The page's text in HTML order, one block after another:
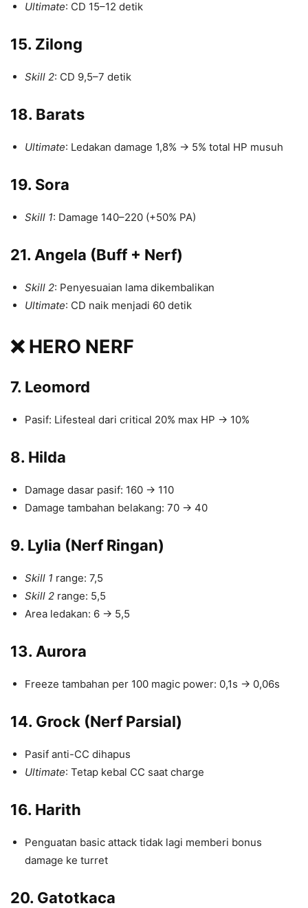
Ultimate: CD 15–12 detik
15. Zilong
Skill 2: CD 9,5–7 detik
18. Barats
Ultimate: Ledakan damage 1,8% → 5% total HP musuh
19. Sora
Skill 1: Damage 140–220 (+50% PA)
21. Angela (Buff + Nerf)
Skill 2: Penyesuaian lama dikembalikan
Ultimate: CD naik menjadi 60 detik
❌ HERO NERF
7. Leomord
Pasif: Lifesteal dari critical 20% max HP → 10%
8. Hilda
Damage dasar pasif: 160 → 110
Damage tambahan belakang: 70 → 40
9. Lylia (Nerf Ringan)
Skill 1 range: 7,5
Skill 2 range: 5,5
Area ledakan: 6 → 5,5
13. Aurora
Freeze tambahan per 100 magic power: 0,1s → 0,06s
14. Grock (Nerf Parsial)
Pasif anti-CC dihapus
Ultimate: Tetap kebal CC saat charge
16. Harith
Penguatan basic attack tidak lagi memberi bonus
damage ke turret
20. Gatotkaca